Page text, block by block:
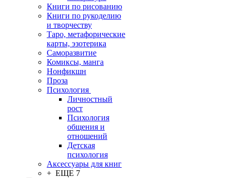
Книги по рисованию
Книги по рукоделию
и творчеству
Таро, метафорические
карты, эзотерика
Саморазвитие
Комиксы, манга
Нонфикшн
Проза
Психология
Личностный
рост
Психология
общения и
отношений
Детская
психология
Аксессуары для книг
+ ЕЩЕ 7